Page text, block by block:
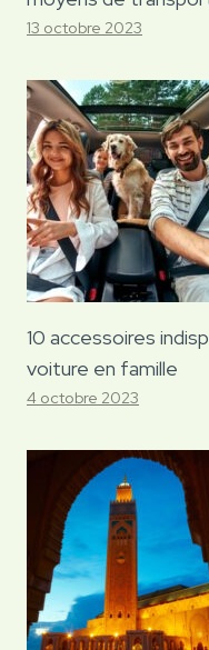
13 octobre 2023
10 accessoires
voiture en famille
4 octobre 2023